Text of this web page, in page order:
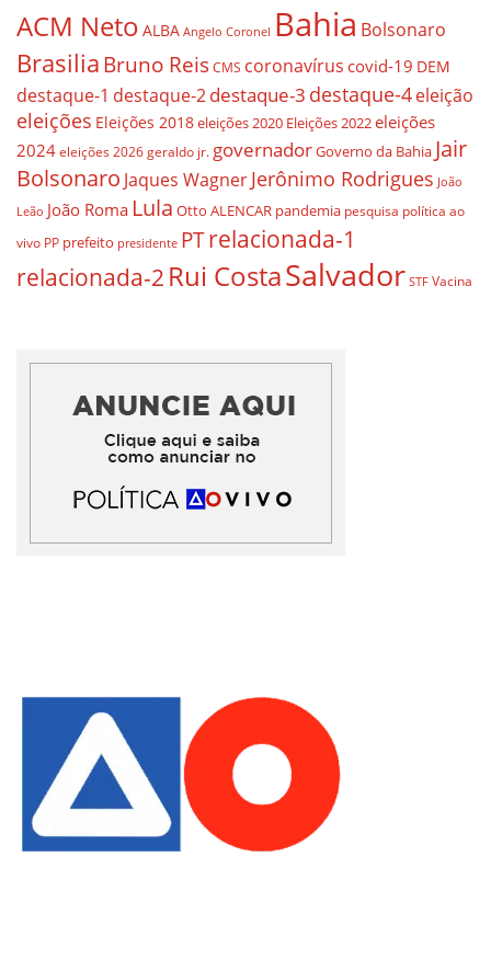
ACM Neto ALBA Angelo Coronel Bahia Bolsonaro
BrasiliaBruno ReisCMS coronavírus covid-19 DEM
destaque-1 destaque-2destaque-3 destaque-4eleição
eleições Eleições 2018eleições 2020 Eleições 2022eleições
2024 eleições 2026 geraldo jr. governadorGoverno da Bahia Jair
Bolsonaro Jaques WagnerJerônimo Rodrigues João
Leão João Roma Lula Otto ALENCAR pandemia pesquisa política ao
vivo PP prefeito presidente PTrelacionada-1
relacionada-2 Rui CostaSalvador STF Vacina